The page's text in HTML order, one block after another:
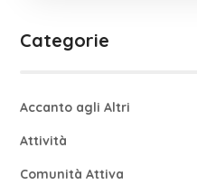
Categorie
Accanto agli Altri
Attività
Comunità Attiva